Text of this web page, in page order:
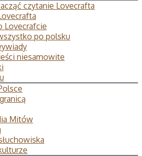
czytanie Lovecrafta
Lovecrafcie
po polsku
niesamowite
Mitów